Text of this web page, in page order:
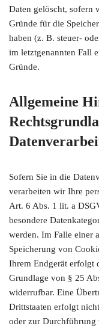
Daten gelöscht, sofern
Gründe für die
haben (z. B. steuer-
im letztgenannten Fall
Gründe.
Allgemeine
Sofern Sie in die
verarbeiten wir Ihre
Art. 6 Abs. 1 lit. a
besondere
werden. Im Falle einer
Speicherung von
Ihrem Endgerät erfolgt
Grundlage von § 25
widerrufbar. Eine
Drittstaaten erfolgt
oder zur Durchführung